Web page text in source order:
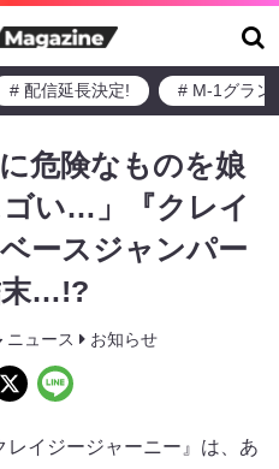
# 配信延長決定! # M-1グラン
危険なものを娘
い…」『クレイ
ースジャンパー
末…!?
ニュース お知らせ
イジージャーニー』は、あ